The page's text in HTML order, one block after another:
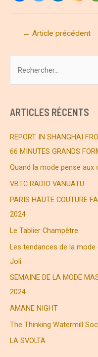
Navigation
l’article
← Article précédent
r
c
h
ARTICLES RÉCENTS
REPORT IN SHANGHAI
66 MINUTES GRANDS
Quand la mode pense aux
VBTC RADIO VANUATU
PARIS HAUTE COUTURE
2024
Le Tablier Champêtre
Les tendances de la mode
Joli
SEMAINE DE LA MODE
2024
AMANE NIGHT
The Thinking Watermill
LA SVOLTA